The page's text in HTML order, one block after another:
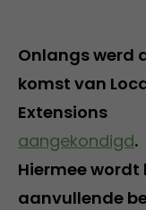
Onlangs werd
komst van
Extensions
aangekondigd.
Hiermee
aanvullende